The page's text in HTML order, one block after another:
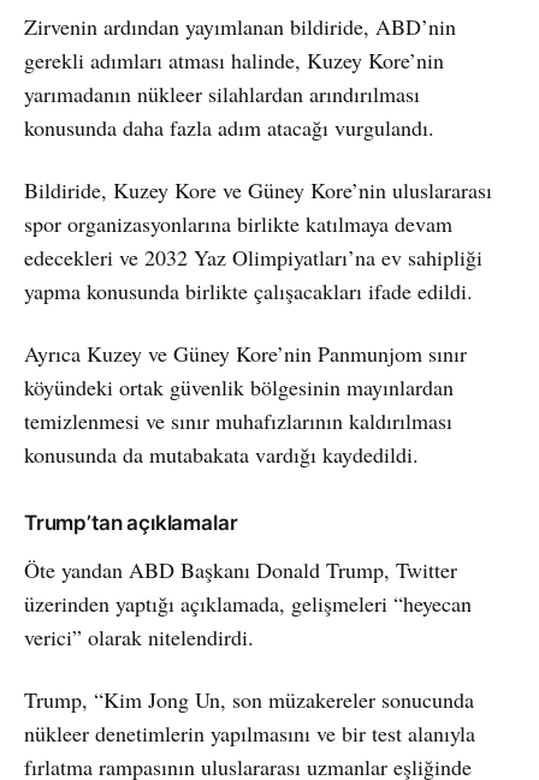
Zirvenin ardından yayımlanan bildiride, ABD’nin
gerekli adımları atması halinde, Kuzey Kore’nin
yarımadanın nükleer silahlardan arındırılması
konusunda daha fazla adım atacağı vurgulandı.
Bildiride, Kuzey Kore ve Güney Kore’nin uluslararası
spor organizasyonlarına birlikte katılmaya devam
edecekleri ve 2032 Yaz Olimpiyatları’na ev sahipliği
yapma konusunda birlikte çalışacakları ifade edildi.
Ayrıca Kuzey ve Güney Kore’nin Panmunjom sınır
köyündeki ortak güvenlik bölgesinin mayınlardan
temizlenmesi ve sınır muhafızlarının kaldırılması
konusunda da mutabakata vardığı kaydedildi.
Trump’tan açıklamalar
Öte yandan ABD Başkanı Donald Trump, Twitter
üzerinden yaptığı açıklamada, gelişmeleri “heyecan
verici” olarak nitelendirdi.
Trump, “Kim Jong Un, son müzakereler sonucunda
nükleer denetimlerin yapılmasını ve bir test alanıyla
fırlatma rampasının uluslararası uzmanlar eşliğinde